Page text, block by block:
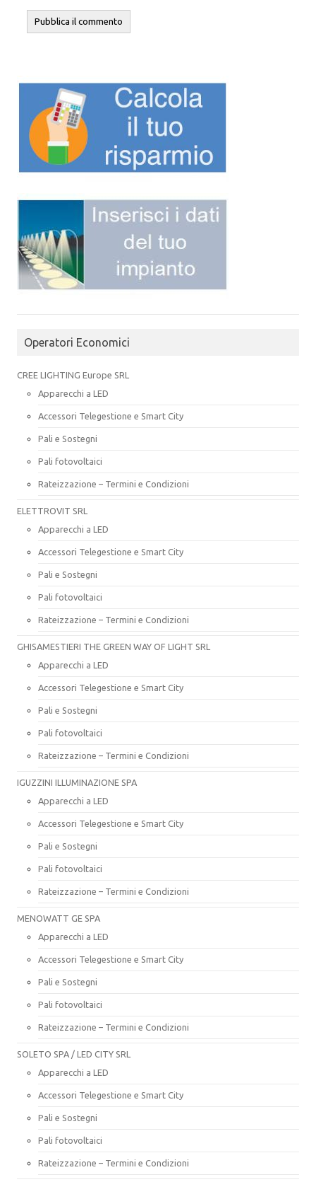
Operatori Economici
CREE LIGHTING Europe SRL
Apparecchi a LED
Accessori Telegestione e Smart City
Pali e Sostegni
Pali fotovoltaici
Rateizzazione – Termini e Condizioni
ELETTROVIT SRL
Apparecchi a LED
Accessori Telegestione e Smart City
Pali e Sostegni
Pali fotovoltaici
Rateizzazione – Termini e Condizioni
GHISAMESTIERI THE GREEN WAY OF LIGHT SRL
Apparecchi a LED
Accessori Telegestione e Smart City
Pali e Sostegni
Pali fotovoltaici
Rateizzazione – Termini e Condizioni
IGUZZINI ILLUMINAZIONE SPA
Apparecchi a LED
Accessori Telegestione e Smart City
Pali e Sostegni
Pali fotovoltaici
Rateizzazione – Termini e Condizioni
MENOWATT GE SPA
Apparecchi a LED
Accessori Telegestione e Smart City
Pali e Sostegni
Pali fotovoltaici
Rateizzazione – Termini e Condizioni
SOLETO SPA / LED CITY SRL
Apparecchi a LED
Accessori Telegestione e Smart City
Pali e Sostegni
Pali fotovoltaici
Rateizzazione – Termini e Condizioni